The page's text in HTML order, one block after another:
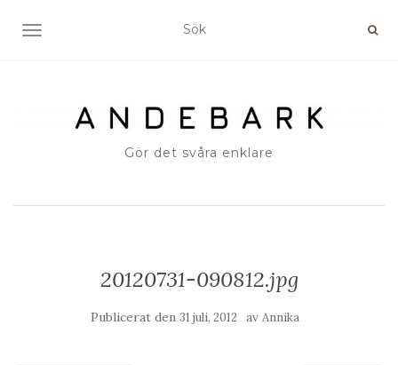
SLÅ PÅ/AV NAVIGERING
Gör det svåra enklare
20120731-090812.jpg
Publicerat den 31 juli, 2012 av Annika